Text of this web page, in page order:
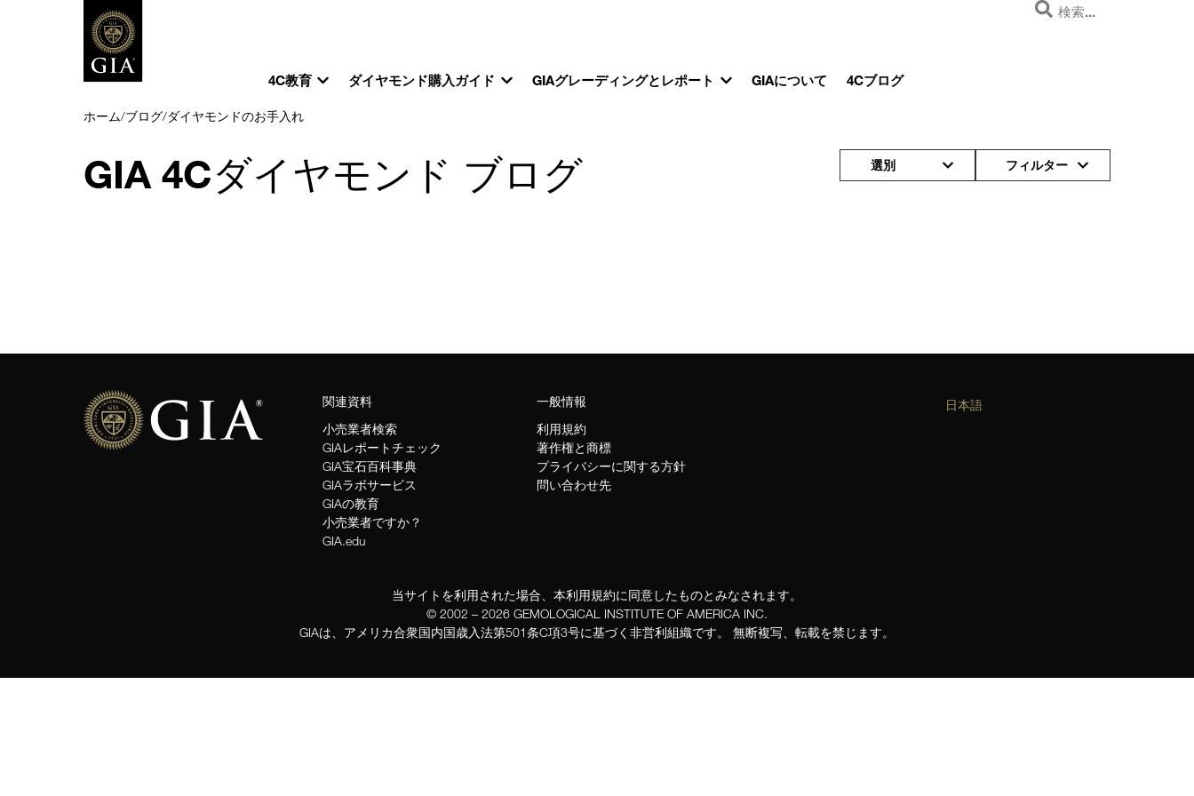
4C教育 ダイヤモンド購入ガイド GIAグレーディングとレポート GIAについて 4Cブログ
ホーム/ブログ/ダイヤモンドのお手入れ
GIA 4Cダイヤモンド ブログ 選別 フィルター
関連資料
小売業者検索
GIAレポートチェック
GIA宝石百科事典
GIAラボサービス
GIAの教育
小売業者ですか？
GIA.edu
一般情報
利用規約
著作権と商標
プライバシーに関する方針
問い合わせ先
日本語
当サイトを利用された場合、本利用規約に同意したものとみなされます。
© 2002 – 2026 GEMOLOGICAL INSTITUTE OF AMERICA INC.
GIAは、アメリカ合衆国内国歳入法第501条C項3号に基づく非営利組織です。 無断複写、転載を禁じます。